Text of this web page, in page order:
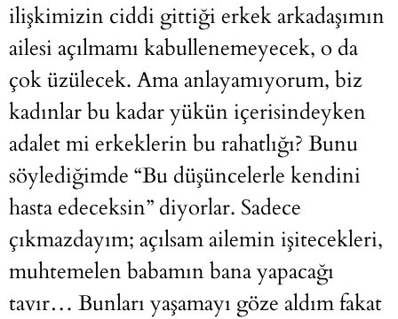
ilişkimizin ciddi gittiği erkek arkadaşımın
ailesi açılmamı kabullenemeyecek, o da
çok üzülecek. Ama anlayamıyorum, biz
kadınlar bu kadar yükün içerisindeyken
adalet mi erkeklerin bu rahatlığı? Bunu
söylediğimde “Bu düşüncelerle kendini
hasta edeceksin” diyorlar. Sadece
çıkmazdayım; açılsam ailemin işitecekleri,
muhtemelen babamın bana yapacağı
tavır… Bunları yaşamayı göze aldım fakat